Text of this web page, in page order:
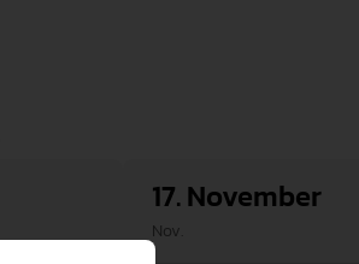
17. November
Nov.